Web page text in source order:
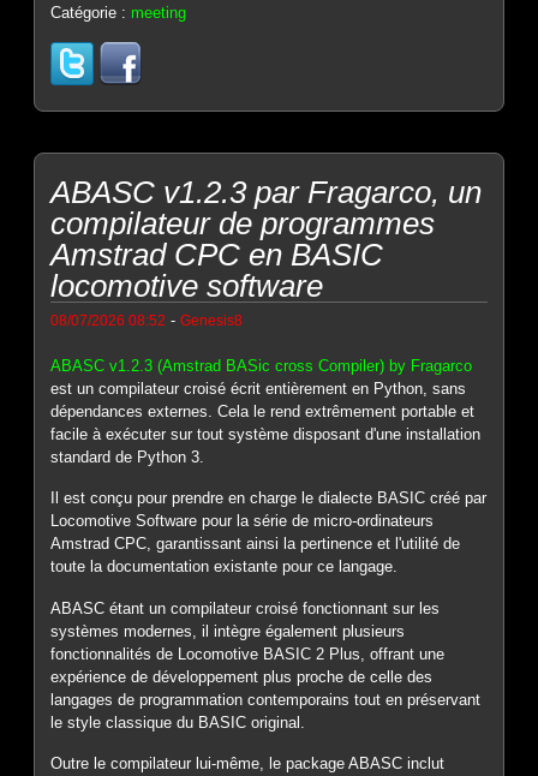
Catégorie : meeting
ABASC v1.2.3 par Fragarco, un
compilateur de programmes
Amstrad CPC en BASIC
locomotive software
08/07/2026 08:52 -Genesis8
ABASC v1.2.3 (Amstrad BASic cross Compiler) by Fragarco
est un compilateur croisé écrit entièrement en Python, sans
dépendances externes. Cela le rend extrêmement portable et
facile à exécuter sur tout système disposant d'une installation
standard de Python 3.
Il est conçu pour prendre en charge le dialecte BASIC créé par
Locomotive Software pour la série de micro-ordinateurs
Amstrad CPC, garantissant ainsi la pertinence et l'utilité de
toute la documentation existante pour ce langage.
ABASC étant un compilateur croisé fonctionnant sur les
systèmes modernes, il intègre également plusieurs
fonctionnalités de Locomotive BASIC 2 Plus, offrant une
expérience de développement plus proche de celle des
langages de programmation contemporains tout en préservant
le style classique du BASIC original.
Outre le compilateur lui-même, le package ABASC inclut